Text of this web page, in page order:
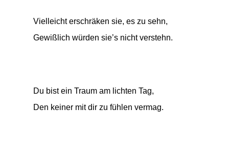
Vielleicht erschräken sie, es zu sehn,
Gewißlich würden sie’s nicht verstehn.
Du bist ein Traum am lichten Tag,
Den keiner mit dir zu fühlen vermag.